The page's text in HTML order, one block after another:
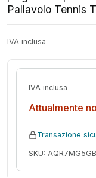
Pallavolo Tennis
IVA inclusa
IVA inclusa
Attualmente
Transazione
SKU: